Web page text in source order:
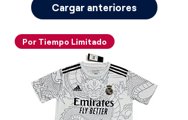
Cargar anteriores
Por Tiempo Limitado